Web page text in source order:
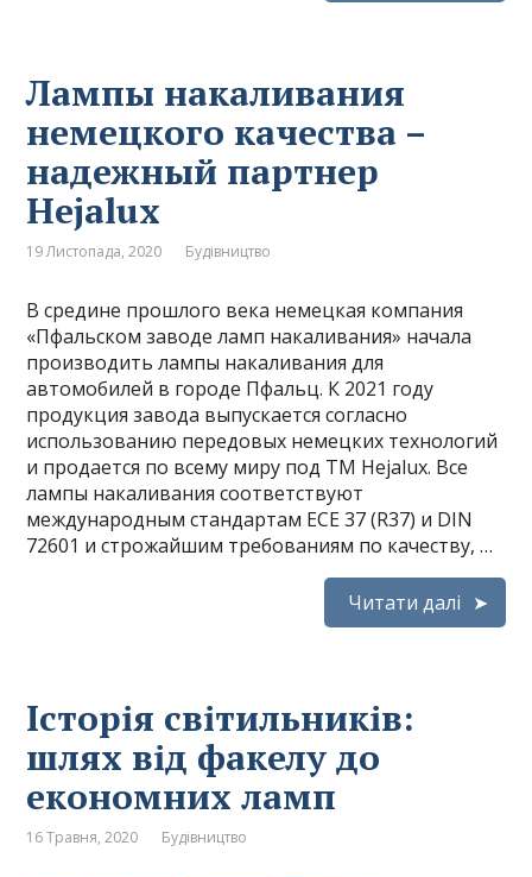
Лампы накаливания
немецкого качества –
надежный партнер
Hejalux
19 Листопада, 2020 Будівництво
В средине прошлого века немецкая компания
«Пфальском заводе ламп накаливания» начала
производить лампы накаливания для
автомобилей в городе Пфальц. К 2021 году
продукция завода выпускается согласно
использованию передовых немецких технологий
и продается по всему миру под ТМ Hejalux. Все
лампы накаливания соответствуют
международным стандартам ЕСЕ 37 (R37) и DIN
72601 и строжайшим требованиям по качеству, …
Читати далі
Історія світильників:
шлях від факелу до
економних ламп
16 Травня, 2020 Будівництво